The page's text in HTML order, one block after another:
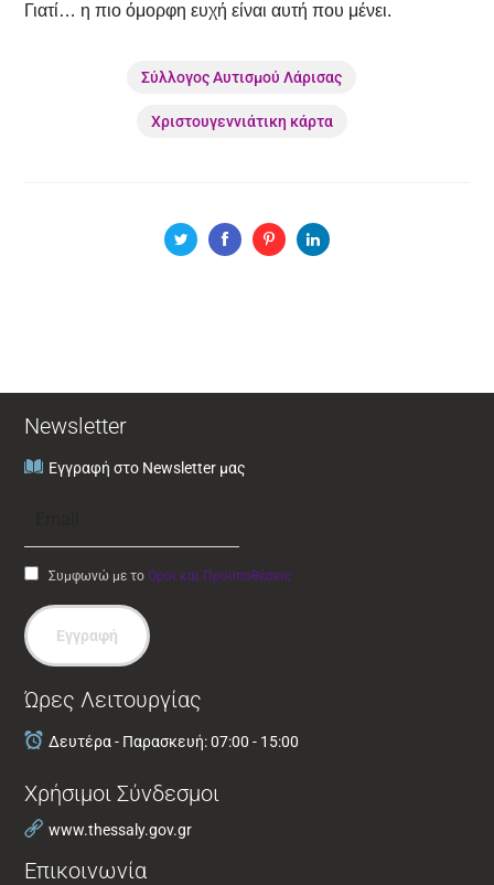
Γιατί… η πιο όμορφη ευχή είναι αυτή που μένει.
Σύλλογος Αυτισμού Λάρισας
Χριστουγεννιάτικη κάρτα
Newsletter
Εγγραφή στο Newsletter μας
Συμφωνώ με τοΌροι και Προϋποθέσεις
Εγγραφή
Ώρες Λειτουργίας
Δευτέρα - Παρασκευή: 07:00 - 15:00
Χρήσιμοι Σύνδεσμοι
www.thessaly.gov.gr
Επικοινωνία